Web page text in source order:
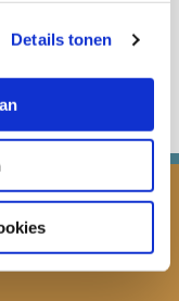
Details tonen